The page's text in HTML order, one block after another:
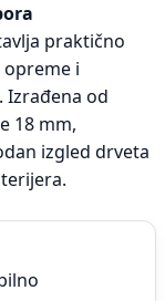
praktično
i
Izrađena od
18 mm,
izgled drveta